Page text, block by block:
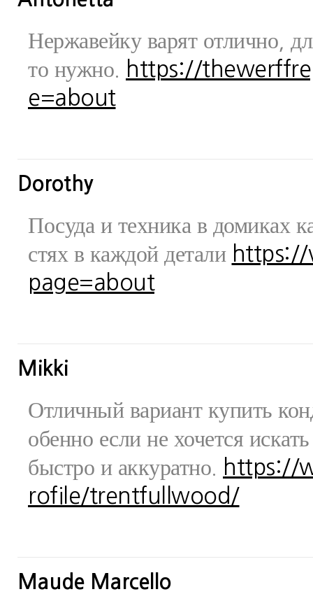
Нержавейку варят отлично,
то нужно.
https://
e=about
Dorothy
Посуда и техника в домиках
стях в каждой детали https://
page=about
Mikki
Отличный вариант купить
обенно если не хочется
быстро и аккуратно.
https://
rofile/trentfullwood/
Maude Marcello